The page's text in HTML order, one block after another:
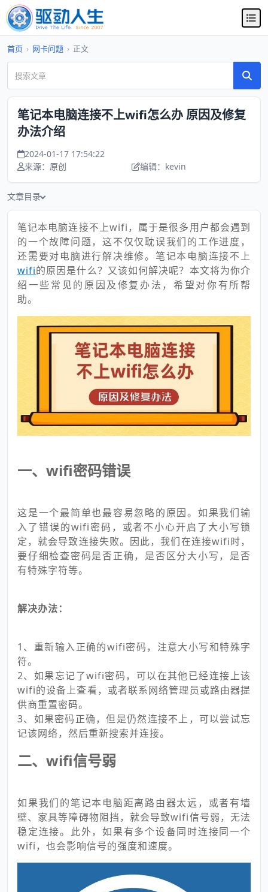
首页 › 网卡问题 › 正文
笔记本电脑连接不上wifi怎么办 原因及修复
办法介绍
2024-01-17 17:54:22
来源：原创
编辑：kevin
文章目录
笔记本电脑连接不上wifi，属于是很多用户都会遇到
的一个故障问题，这不仅仅耽误我们的工作进度，
还需要对电脑进行解决维修。笔记本电脑连接不上
wifi的原因是什么？又该如何解决呢？本文将为你介
绍一些常见的原因及修复办法，希望对你有所帮
助。
一、wifi密码错误
这是一个最简单也最容易忽略的原因。如果我们输
入了错误的wifi密码，或者不小心开启了大小写锁
定，就会导致连接失败。因此，我们在连接wifi时，
要仔细检查密码是否正确，是否区分大小写，是否
有特殊字符等。
解决办法：
1、重新输入正确的wifi密码，注意大小写和特殊字
符。
2、如果忘记了wifi密码，可以在其他已经连接上该
wifi的设备上查看，或者联系网络管理员或路由器提
供商重置密码。
3、如果密码正确，但是仍然连接不上，可以尝试忘
记该网络，然后重新搜索并连接。
二、wifi信号弱
如果我们的笔记本电脑距离路由器太远，或者有墙
壁、家具等障碍物阻挡，就会导致wifi信号弱，无法
稳定连接。此外，如果有多个设备同时连接同一个
wifi，也会影响信号的强度和速度。